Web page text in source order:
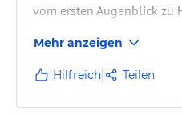
vom ersten Augenblick zu
Das Dreamteam ist
weiter. Zudem sind alle
günstig buchbar. Ein
Mehr anzeigen
Hilfreich Teilen